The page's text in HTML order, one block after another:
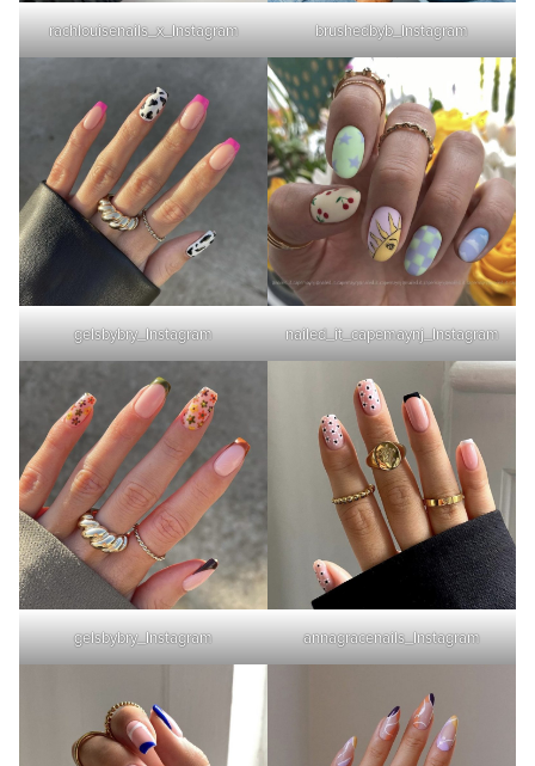
rachlouisenails_x_Instagram brushedbyb_Instagram
gelsbybry_Instagram nailed_it_capemaynj_Instagram
gelsbybry_Instagram annagracenails_Instagram